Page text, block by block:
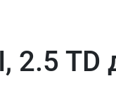
2.5 TD